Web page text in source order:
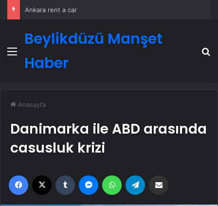
Ankara rent a car
Menü
Beylikdüzü Manşet
Haber
Anasayfa
Danimarka ile ABD arasında
casusluk krizi
Facebook Tumblr MessengerWhatsApp